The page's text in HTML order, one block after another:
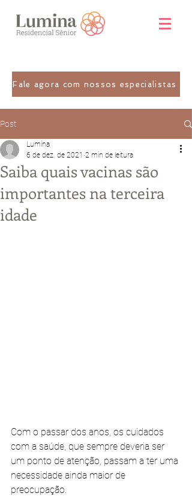
Fale agora com nossos especialistas
Post
Saiba quais vacinas são
importantes na terceira
idade
Lumina
6 de dez. de 2021 2 min de leitura
Com o passar dos anos, os cuidados
com a saúde, que sempre deveria ser
um ponto de atenção, passam a ter uma
necessidade ainda maior de
preocupação.